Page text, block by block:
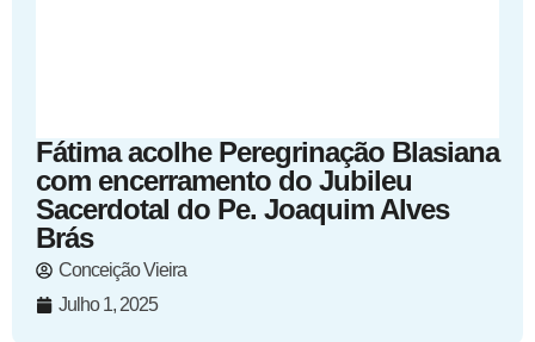
Fátima acolhe Peregrinação Blasiana
com encerramento do Jubileu
Sacerdotal do Pe. Joaquim Alves
Brás
Conceição Vieira
Julho 1, 2025